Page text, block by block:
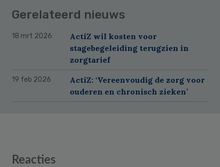
Gerelateerd nieuws
18 mrt 2026
ActiZ wil kosten voor
stagebegeleiding terugzien in
zorgtarief
19 feb 2026
ActiZ: ‘Vereenvoudig de zorg voor
ouderen en chronisch zieken’
Reader
Reacties